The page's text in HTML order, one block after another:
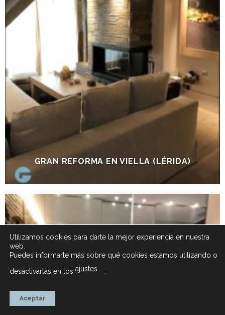
GRAN REFORMA EN VIELLA (LÉRIDA)
Utilizamos cookies para darte la mejor experiencia en nuestra
web.
Puedes informarte más sobre qué cookies estamos utilizando o
desactivarlas en los ajustes
Aceptar